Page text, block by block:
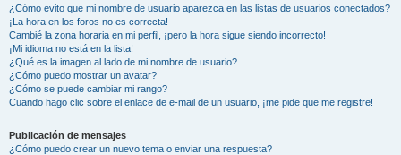
¿Cómo evito que mi nombre de usuario aparezca en las listas de usuarios conectados?
¡La hora en los foros no es correcta!
Cambié la zona horaria en mi perfil, ¡pero la hora sigue siendo incorrecto!
¡Mi idioma no está en la lista!
¿Qué es la imagen al lado de mi nombre de usuario?
¿Cómo puedo mostrar un avatar?
¿Cómo se puede cambiar mi rango?
Cuando hago clic sobre el enlace de e-mail de un usuario, ¡me pide que me registre!
Publicación de mensajes
¿Cómo puedo crear un nuevo tema o enviar una respuesta?